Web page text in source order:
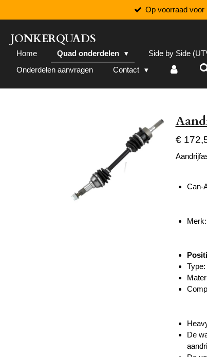
direct
naar
de
hoofdinhoud
Op voorraad voor
JONKERQUADS
Home Quad onderdelen Side by Side
Onderdelen aanvragen
Contact
€
Can-
De